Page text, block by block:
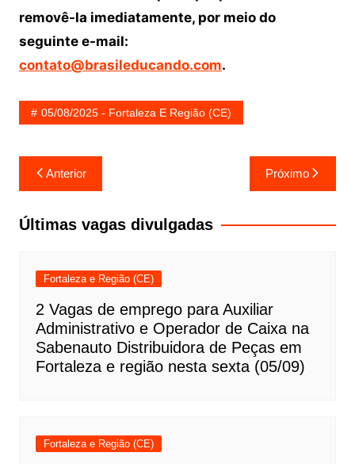
removê-la imediatamente, por meio do
seguinte e-mail:
contato@brasileducando.com.
05/08/2025 - Fortaleza E Região (CE)
Navegação
de
Post
Anterior Próximo
Últimas vagas divulgadas
Fortaleza e Região (CE)
2 Vagas de emprego para Auxiliar
Administrativo e Operador de Caixa na
Sabenauto Distribuidora de Peças em
Fortaleza e região nesta sexta (05/09)
Fortaleza e Região (CE)